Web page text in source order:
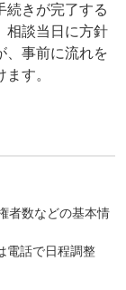
続きが完了する
相談当日に方針
、事前に流れを
す。
者数などの基本情
電話で日程調整